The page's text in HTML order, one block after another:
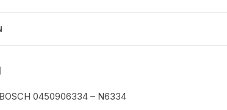
0450906334 – N6334